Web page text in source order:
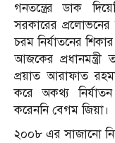
গনতন্ত্রের ডাক
সরকারের প্রলোভনের
চরম নির্যাতনের
আজকের
প্রয়াত আরাফাত
করে অকথ্য
করেননি বেগম জিয়া।
২০০৮ এর সাজানো